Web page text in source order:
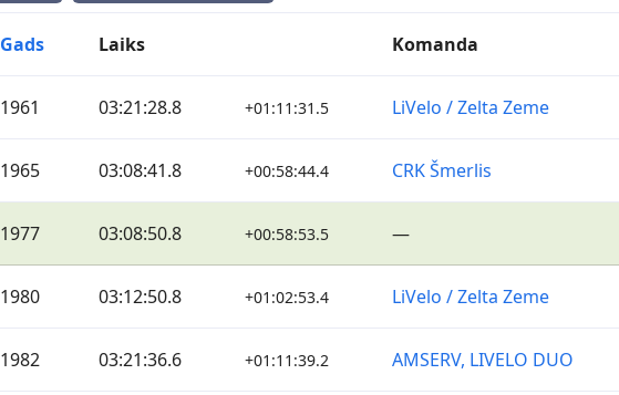
Gads Laiks Komanda
1961 03:21:28.8 +01:11:31.5 LiVelo / Zelta Zeme
1965 03:08:41.8 +00:58:44.4 CRK Šmerlis
1977 03:08:50.8 +00:58:53.5 —
1980 03:12:50.8 +01:02:53.4 LiVelo / Zelta Zeme
1982 03:21:36.6 +01:11:39.2 AMSERV, LIVELO DUO